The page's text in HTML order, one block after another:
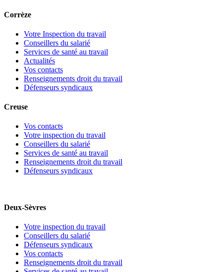
Corrèze
Votre Inspection du travail
Conseillers du salarié
Services de santé au travail
Actualités
Vos contacts
Renseignements droit du travail
Défenseurs syndicaux
Creuse
Vos contacts
Votre inspection du travail
Conseillers du salarié
Services de santé au travail
Renseignements droit du travail
Défenseurs syndicaux
Deux-Sèvres
Votre inspection du travail
Conseillers du salarié
Défenseurs syndicaux
Vos contacts
Renseignements droit du travail